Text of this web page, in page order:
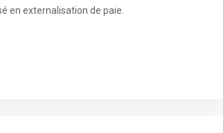
en externalisation de paie.